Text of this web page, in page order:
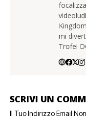
mi
Trofei
SCRIVI UN
Il Tuo Indirizzo Email